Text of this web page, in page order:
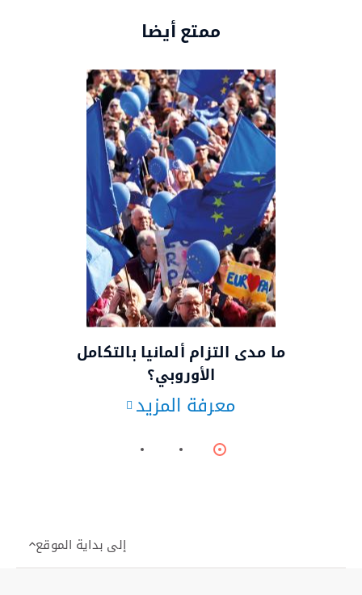
ممتع أيضا
© وكالة الأنباء الألمانية
ما مدى التزام ألمانيا بالتكامل
الأوروبي؟
معرفة المزيد
إلى بداية الموقع